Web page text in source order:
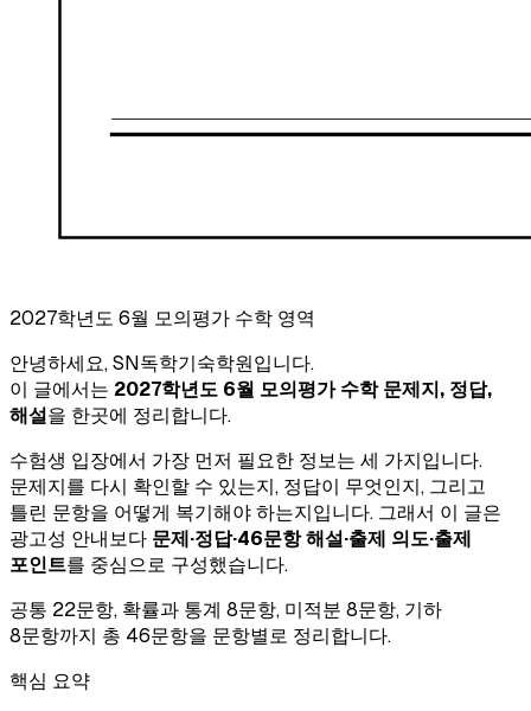
2027학년도 6월 모의평가 수학 영역
안녕하세요, SN독학기숙학원입니다.
이 글에서는 2027학년도 6월 모의평가 수학 문제지, 정답,
해설을 한곳에 정리합니다.
수험생 입장에서 가장 먼저 필요한 정보는 세 가지입니다.
문제지를 다시 확인할 수 있는지, 정답이 무엇인지, 그리고
틀린 문항을 어떻게 복기해야 하는지입니다. 그래서 이 글은
광고성 안내보다 문제·정답·46문항 해설·출제 의도·출제
포인트를 중심으로 구성했습니다.
공통 22문항, 확률과 통계 8문항, 미적분 8문항, 기하
8문항까지 총 46문항을 문항별로 정리합니다.
핵심 요약